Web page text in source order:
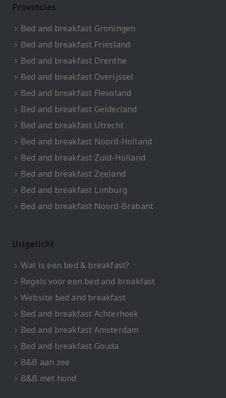
Provincies
Bed and breakfast Groningen
Bed and breakfast Friesland
Bed and breakfast Drenthe
Bed and breakfast Overijssel
Bed and breakfast Flevoland
Bed and breakfast Gelderland
Bed and breakfast Utrecht
Bed and breakfast Noord-Holland
Bed and breakfast Zuid-Holland
Bed and breakfast Zeeland
Bed and breakfast Limburg
Bed and breakfast Noord-Brabant
Uitgelicht
Wat is een bed & breakfast?
Regels voor een bed and breakfast
Website bed and breakfast
Bed and breakfast Achterhoek
Bed and breakfast Amsterdam
Bed and breakfast Gouda
B&B aan zee
B&B met hond